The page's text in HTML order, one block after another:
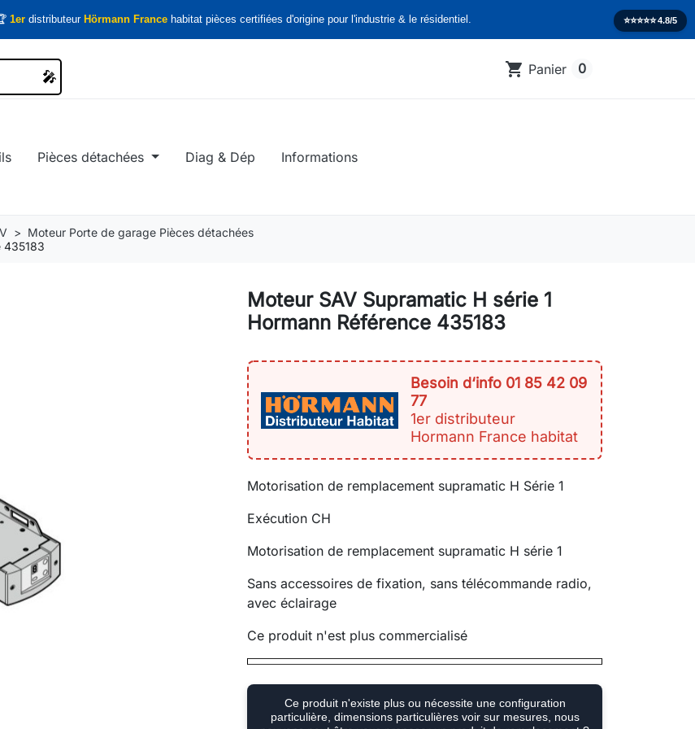
1er distributeur Hörmann France habitat pièces certifiées d'origine pour l'industrie & le résidentiel. ⭐️⭐️⭐️⭐️⭐️4.8/5
🎤
🎤 shopping_cart Panier 0
Pièces détachées Diag & Dép Informations
Moteur Porte de garage Pièces détachées
435183
Moteur SAV Supramatic H série 1
Hormann Référence 435183
Besoin d‘info 01 85 42 09
77
1er distributeur
Hormann France habitat
Motorisation de remplacement supramatic H Série 1
Exécution CH
Motorisation de remplacement supramatic H série 1
Sans accessoires de fixation, sans télécommande radio,
avec éclairage
Ce produit n'est plus commercialisé
Ce produit n'existe plus ou nécessite une configuration
particulière, dimensions particulières voir sur mesures, nous